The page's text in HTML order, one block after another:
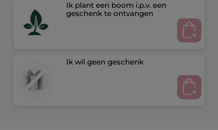
Ik plant een boom i.p.v. een
geschenk te ontvangen
Ik wil geen geschenk